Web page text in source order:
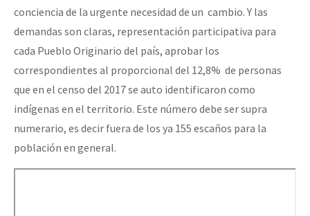
conciencia de la urgente necesidad de un cambio. Y las
demandas son claras, representación participativa para
cada Pueblo Originario del país, aprobar los
correspondientes al proporcional del 12,8% de personas
que en el censo del 2017 se auto identificaron como
indígenas en el territorio. Este número debe ser supra
numerario, es decir fuera de los ya 155 escaños para la
población en general.